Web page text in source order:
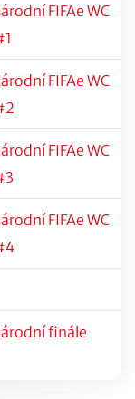
FIFAe WC
FIFAe WC
FIFAe WC
FIFAe WC
finále